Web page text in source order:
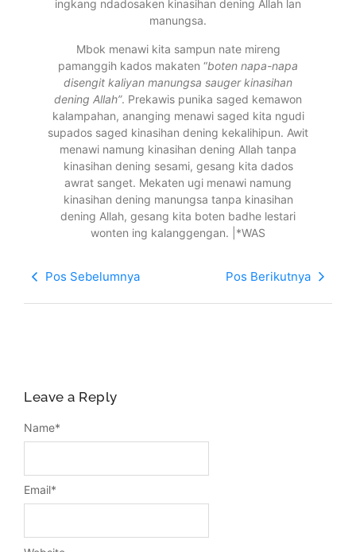
ingkang ndadosaken kinasihan dening Allah lan
manungsa.
Mbok menawi kita sampun nate mireng
pamanggih kados makaten “boten napa-napa
disengit kaliyan manungsa sauger kinasihan
dening Allah”. Prekawis punika saged kemawon
kalampahan, ananging menawi saged kita ngudi
supados saged kinasihan dening kekalihipun. Awit
menawi namung kinasihan dening Allah tanpa
kinasihan dening sesami, gesang kita dados
awrat sanget. Mekaten ugi menawi namung
kinasihan dening manungsa tanpa kinasihan
dening Allah, gesang kita boten badhe lestari
wonten ing kalanggengan. |*WAS
Pos Sebelumnya Pos Berikutnya
Leave a Reply
Name*
Email*